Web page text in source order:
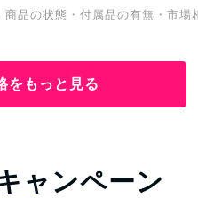
品の状態・付属品の有無・市場
をもっと見る
ャンペーン